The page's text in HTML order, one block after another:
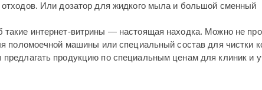
Или дозатор для жидкого мыла и большой сменный
интернет-витрины — настоящая находка. Можно не
поломоечной машины или специальный состав для чистки
продукцию по специальным ценам для клиник и